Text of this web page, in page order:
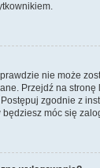
nie może
Przejdź na
zgodnie z
móc się